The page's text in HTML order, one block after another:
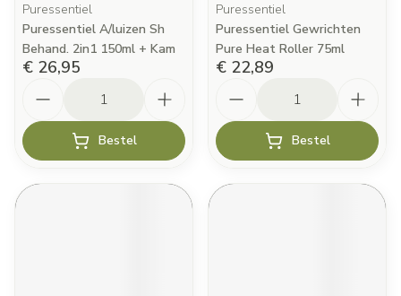
Puressentiel
Puressentiel A/luizen Sh
Behand. 2in1 150ml + Kam
€ 26,95
Bestel
Puressentiel
Puressentiel Gewrichten
Pure Heat Roller 75ml
€ 22,89
Bestel